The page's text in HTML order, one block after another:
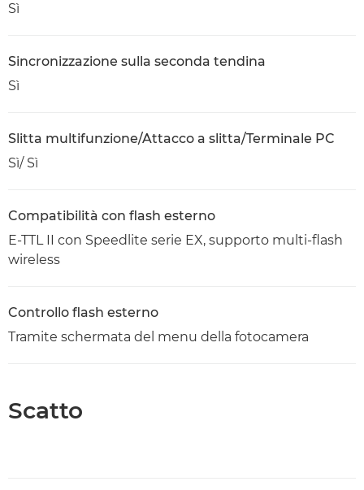
Sì
Sincronizzazione sulla seconda tendina
Sì
Slitta multifunzione/Attacco a slitta/Terminale PC
Sì/ Sì
Compatibilità con flash esterno
E-TTL II con Speedlite serie EX, supporto multi-flash
wireless
Controllo flash esterno
Tramite schermata del menu della fotocamera
Scatto